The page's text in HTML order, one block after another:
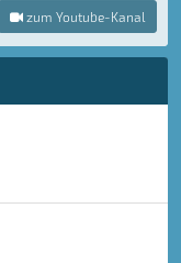
zum Youtube-Kanal